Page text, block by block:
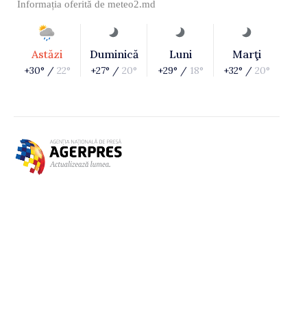
Informația oferită de meteo2.md
Astăzi
+30° / 22°
Duminică
+27° / 20°
Luni
+29° / 18°
Marţi
+32° / 20°